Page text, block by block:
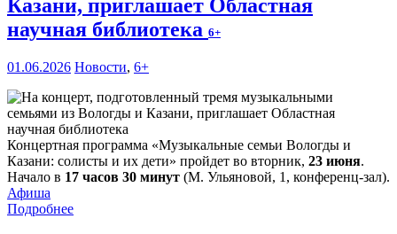
Казани, приглашает Областная
научная библиотека 6+
01.06.2026 Новости, 6+
Концертная программа «Музыкальные семьи Вологды и
Казани: солисты и их дети» пройдет во вторник, 23 июня.
Начало в 17 часов 30 минут (М. Ульяновой, 1, конференц-зал).
Афиша
Подробнее